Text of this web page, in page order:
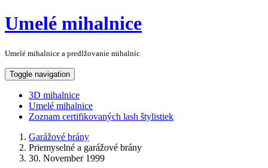
Umelé mihalnice
Umelé mihalnice a predlžovanie mihalníc
Toggle navigation
3D mihalnice
Umelé mihalnice
Zoznam certifikovaných lash štylistiek
Garážové brány
Priemyselné a garážové brány
30. November 1999